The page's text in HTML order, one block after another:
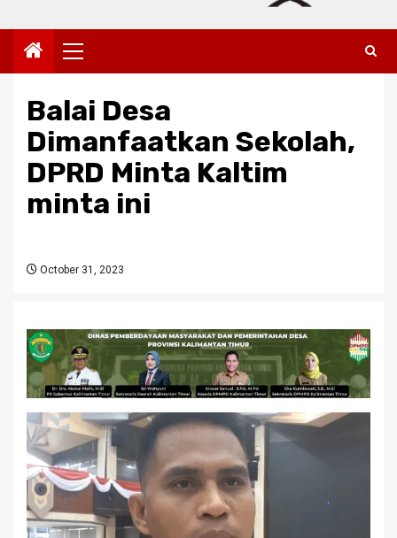
Primary
Menu
Balai Desa
Dimanfaatkan Sekolah,
DPRD Minta Kaltim
minta ini
October 31, 2023